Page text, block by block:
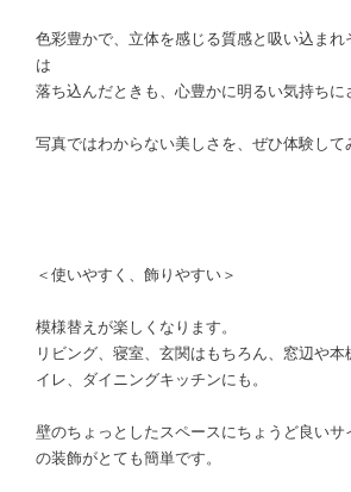
色彩豊かで、立体を感じる質感と吸い込まれ
は
落ち込んだときも、心豊かに明るい気持ちに
写真ではわからない美しさを、ぜひ体験して
＜使いやすく、飾りやすい＞
模様替えが楽しくなります。
リビング、寝室、玄関はもちろん、窓辺や本
イレ、ダイニングキッチンにも。
壁のちょっとしたスペースにちょうど良いサ
の装飾がとても簡単です。